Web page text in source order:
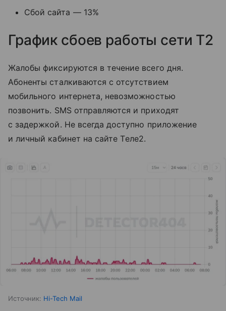
Сбой сайта — 13%
График сбоев работы сети T2
Жалобы фиксируются в течение всего дня.
Абоненты сталкиваются с отсутствием
мобильного интернета, невозможностью
позвонить. SMS отправляются и приходят
с задержкой. Не всегда доступно приложение
и личный кабинет на сайте Tеле2.
Источник: Hi-Tech Mail